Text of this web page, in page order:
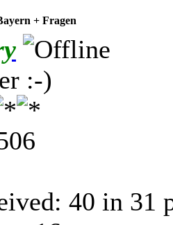
+ Fragen
:-)
40 in 31